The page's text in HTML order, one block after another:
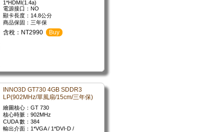
1*HDMI(1.4a)
電源接口：NO
顯卡長度：14.8公分
商品保固：三年保
含稅：NT2990 Buy
INNO3D GT730 4GB SDDR3
LP(902MHz/單風扇/15cm/三年保)
繪圖核心：GT 730
核心時脈：902MHz
CUDA 數：384
輸出介面：1*VGA / 1*DVI-D /